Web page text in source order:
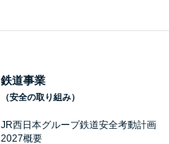
鉄道事業
（安全の取り組み）
JR西日本グループ鉄道安全考動計画
2027概要